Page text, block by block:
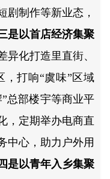
剧制作等新业态，
是以首店经济集聚
异化打造里直街、
，打响“虞味”区域
总部楼宇等商业平
，定期举办电商直
中心，助力户外用
四是以青年入乡集聚